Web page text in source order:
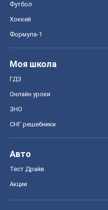
Футбол
Хоккей
Формула-1
Моя школа
ГДЗ
Онлайн уроки
ЗНО
СНГ решебники
Авто
Тест Драйв
Акции